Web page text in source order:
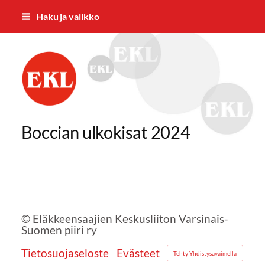
Siirry
Haku ja valikko
Eläkkeensaajien Keskusliiton
Boccian ulkokisat 2024
© Eläkkeensaajien Keskusliiton Varsinais-
Suomen piiri ry
Tietosuojaseloste
Evästeet Tehty Yhdistysavaimella